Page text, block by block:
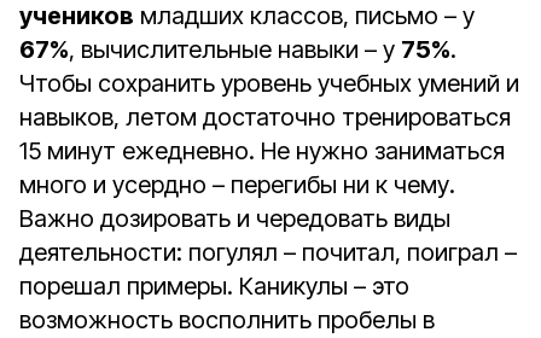
учеников младших классов, письмо – у
67%, вычислительные навыки – у 75%.
Чтобы сохранить уровень учебных умений и
навыков, летом достаточно тренироваться
15 минут ежедневно. Не нужно заниматься
много и усердно – перегибы ни к чему.
Важно дозировать и чередовать виды
деятельности: погулял – почитал, поиграл –
порешал примеры. Каникулы – это
возможность восполнить пробелы в